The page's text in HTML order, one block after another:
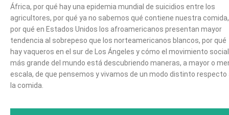
África, por qué hay una epidemia mundial de suicidios entre los
agricultores, por qué ya no sabemos qué contiene nuestra comida,
por qué en Estados Unidos los afroamericanos presentan mayor
tendencia al sobrepeso que los norteamericanos blancos, por qué
hay vaqueros en el sur de Los Ángeles y cómo el movimiento social
más grande del mundo está descubriendo maneras, a mayor o
escala, de que pensemos y vivamos de un modo distinto respecto
la comida.